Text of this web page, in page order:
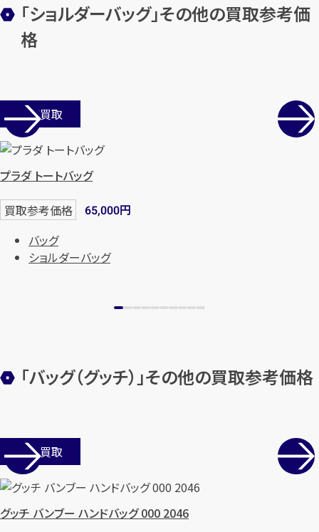
カンタン無料
最短1分！ 今すぐ査定金額をお伝えいた
します
「ショルダーバッグ」その他の買取参考価
格
店舗買取
プラダ トートバッグ
買取参考価格 65,000円
バッグ
ショルダーバッグ
「バッグ（グッチ）」その他の買取参考価格
店舗買取
グッチ バンブー ハンドバッグ 000 2046